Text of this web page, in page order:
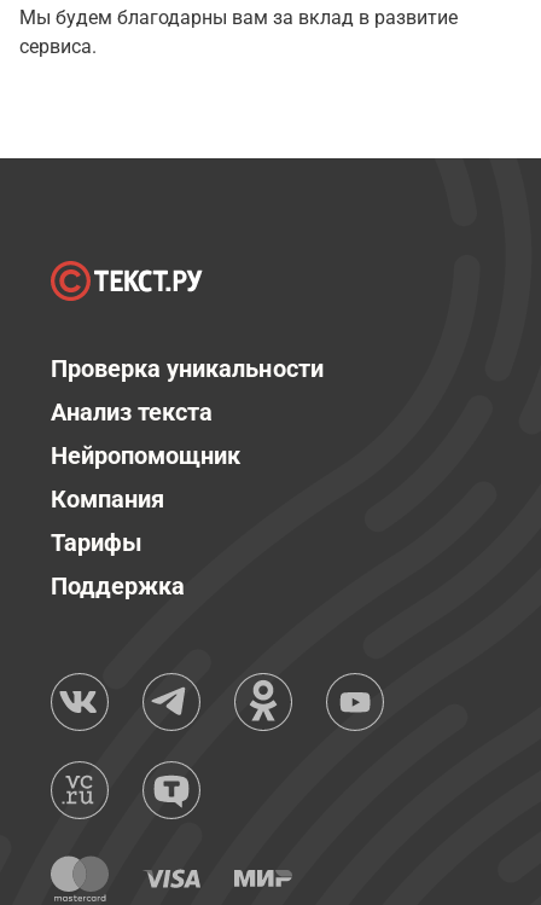
Мы будем благодарны вам за вклад в развитие
сервиса.
Проверка уникальности
Анализ текста
Нейропомощник
Компания
Тарифы
Поддержка